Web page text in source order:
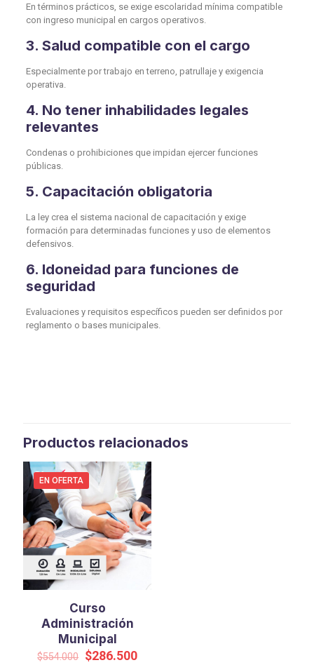
En términos prácticos, se exige escolaridad mínima compatible
con ingreso municipal en cargos operativos.
3. Salud compatible con el cargo
Especialmente por trabajo en terreno, patrullaje y exigencia
operativa.
4. No tener inhabilidades legales
relevantes
Condenas o prohibiciones que impidan ejercer funciones
públicas.
5. Capacitación obligatoria
La ley crea el sistema nacional de capacitación y exige
formación para determinadas funciones y uso de elementos
defensivos.
6. Idoneidad para funciones de
seguridad
Evaluaciones y requisitos específicos pueden ser definidos por
reglamento o bases municipales.
Productos relacionados
EN OFERTA
Curso
Administración
Municipal
$554.000 El
$286.500El